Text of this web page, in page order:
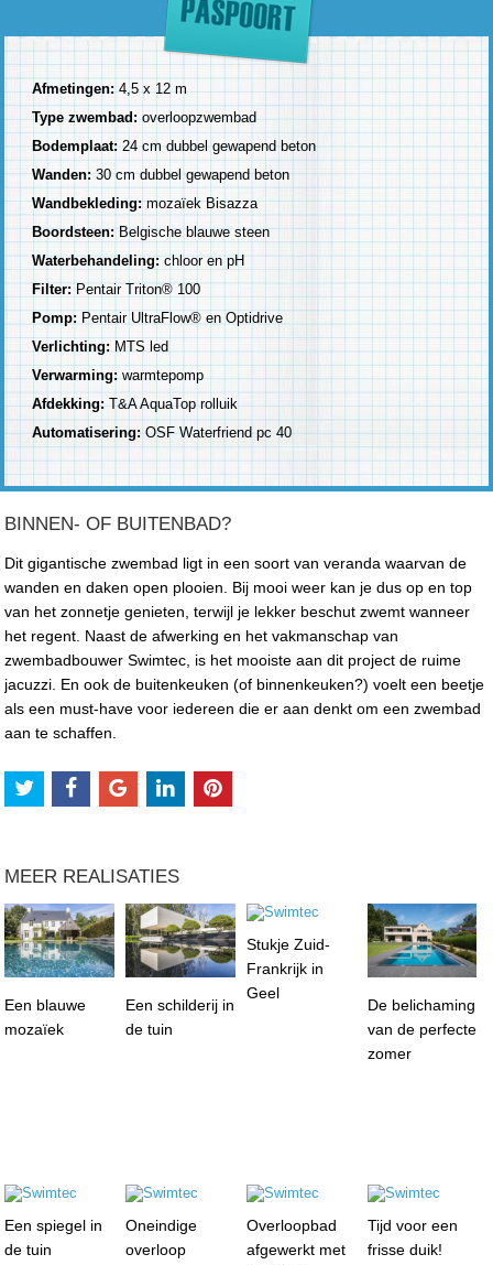
Afmetingen:4,5 x 12 m
Type zwembad:overloopzwembad
Bodemplaat: 24 cm dubbel gewapend beton
Wanden: 30 cm dubbel gewapend beton
Wandbekleding:mozaïek Bisazza
Boordsteen: Belgische blauwe steen
Waterbehandeling: chloor en pH
Filter: Pentair Triton® 100
Pomp: Pentair UltraFlow® en Optidrive
Verlichting: MTS led
Verwarming:warmtepomp
Afdekking:T&A AquaTop rolluik
Automatisering:OSF Waterfriend pc 40
BINNEN- OF BUITENBAD?
Dit gigantische zwembad ligt in een soort van veranda waarvan de
wanden en daken open plooien. Bij mooi weer kan je dus op en top
van het zonnetje genieten, terwijl je lekker beschut zwemt wanneer
het regent. Naast de afwerking en het vakmanschap van
zwembadbouwer Swimtec, is het mooiste aan dit project de ruime
jacuzzi. En ook de buitenkeuken (of binnenkeuken?) voelt een beetje
als een must-have voor iedereen die er aan denkt om een zwembad
aan te schaffen.
MEER REALISATIES
Een blauwe
mozaïek
Een schilderij in
de tuin
Stukje Zuid-
Frankrijk in
Geel
De belichaming
van de perfecte
zomer
Een spiegel in
de tuin
Oneindige
overloop
Overloopbad
afgewerkt met
Tijd voor een
frisse duik!